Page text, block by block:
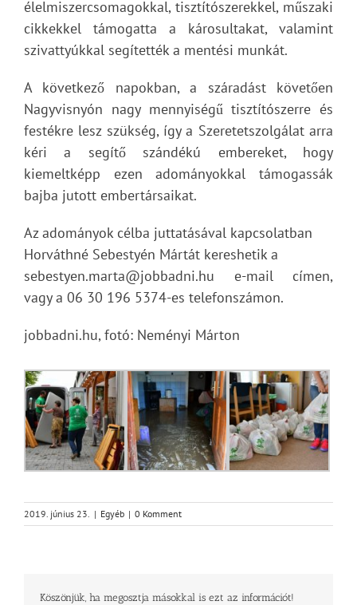
élelmiszercsomagokkal, tisztítószerekkel, műszaki
cikkekkel támogatta a károsultakat, valamint
szivattyúkkal segítették a mentési munkát.
A következő napokban, a száradást követően
Nagyvisnyón nagy mennyiségű tisztítószerre és
festékre lesz szükség, így a Szeretetszolgálat arra
kéri a segítő szándékú embereket, hogy
kiemeltképp ezen adományokkal támogassák
bajba jutott embertársaikat.
Az adományok célba juttatásával kapcsolatban
Horváthné Sebestyén Mártát kereshetik a
sebestyen.marta@jobbadni.hu e-mail címen,
vagy a 06 30 196 5374-es telefonszámon.
jobbadni.hu, fotó: Neményi Márton
2019. június 23. | Egyéb | 0 Komment
Köszönjük, ha megosztja másokkal is ezt az információt!